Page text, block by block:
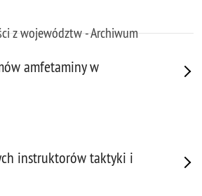
z województw - Archiwum
amfetaminy w
instruktorów taktyki i